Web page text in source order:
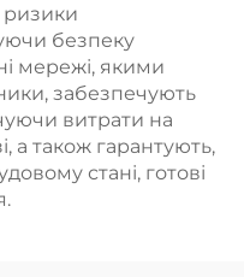
безпеку
мережі, якими
забезпечують
витрати на
а також гарантують,
стані, готові